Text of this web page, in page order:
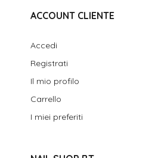
ACCOUNT CLIENTE
Accedi
Registrati
Il mio profilo
Carrello
I miei preferiti